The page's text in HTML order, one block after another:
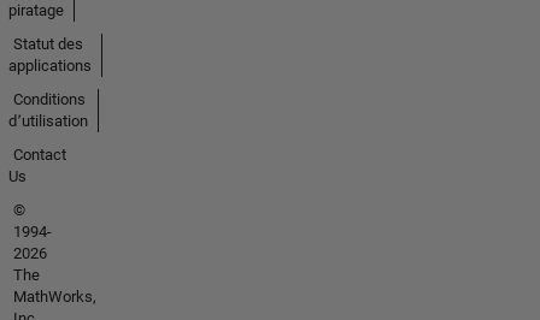
piratage
Statut des
applications
Conditions
d՚utilisation
Contact
Us
©
1994-
2026
The
MathWorks,